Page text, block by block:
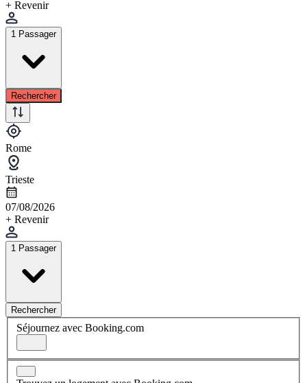
+ Revenir
1 Passager
Rechercher
Rome
Trieste
07/08/2026
+ Revenir
1 Passager
Rechercher
Séjournez avec Booking.com